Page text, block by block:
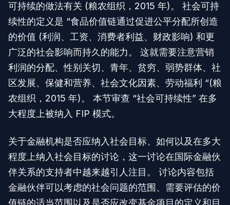
可持续的做法有关 (粮农组织，2015 年)。 社会可持
续性的定义是 “食品价值链通过促进公平分配所创造
的价值 (利润、工资、消费者利益、财政影响) 和更
广泛的社会影响而持久的能力。 这就需要注意营销
利润的分配、性别关切、青年、贫穷、弱势群体、社
区发展、保健和营养、社会文化因素、劳动福利 “(粮
农组织，2015 年)。 本节审查 “社会可持续性” 在多
大程度上被纳入 FIP 模式。
关于金融机构是否应纳入社会目标、如何以及在多大
程度上纳入社会目标的讨论，这一讨论在国际金融伙
伴关系的支持者中越来越引人注目。 讨论内容包括
金融伙伴可以考虑的社会问题的范围、需要评估的价
值链的适当范围以及是否应改变基金项目的定义和目